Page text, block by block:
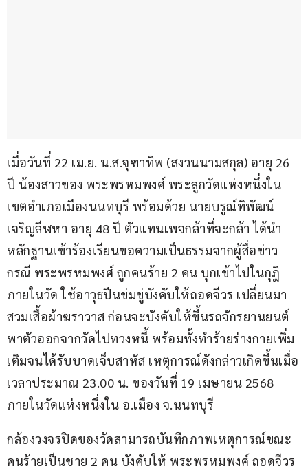
เมื่อวันที่ 22 เม.ย. น.ส.จุฑาทิพ (สงวนนามสกุล) อายุ 26
ปี น้องสาวของ พระพรหมพงศ์ พระลูกวัดแห่งหนึ่งใน
เขตอำเภอเมืองนนทบุรี พร้อมด้วย นายบรูณ์ทิพัฒน์
เจริญลีฬหา อายุ 48 ปี ตัวแทนเพจกล้าที่จะกล้า ได้นำ
หลักฐานเข้าร้องเรียนขอความเป็นธรรมจากผู้สื่อข่าว
กรณี พระพรหมพงศ์ ถูกคนร้าย 2 คน บุกเข้าไปในกุฎิ
ภายในวัด ใช้อาวุธปืนข่มขู่บังคับให้ถอดจีวร เปลี่ยนมา
สวมเสื้อผ้าฆราวาส ก่อนจะบังคับให้ขึ้นรถจักรยานยนต์
พาตัวออกจากวัดไปทวงหนี้ พร้อมทั้งทำร้ายร่างกายเพิ่ม
เติมจนได้รับบาดเจ็บสาหัส เหตุการณ์ดังกล่าวเกิดขึ้นเมื่อ
เวลาประมาณ 23.00 น. ของวันที่ 19 เมษายน 2568
ภายในวัดแห่งหนึ่งใน อ.เมือง จ.นนทบุรี
กล้องวงจรปิดของวัดสามารถบันทึกภาพเหตุการณ์ขณะ
คนร้ายเป็นชาย 2 คน บังคับให้ พระพรหมพงศ์ ถอดจีวร